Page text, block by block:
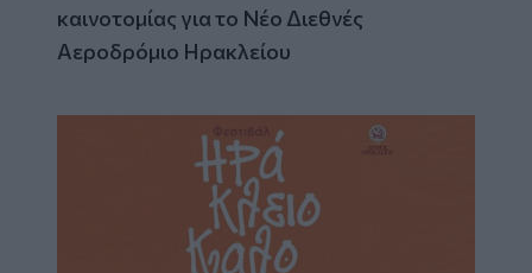
καινοτομίας για το Νέο Διεθνές
Αεροδρόμιο Ηρακλείου